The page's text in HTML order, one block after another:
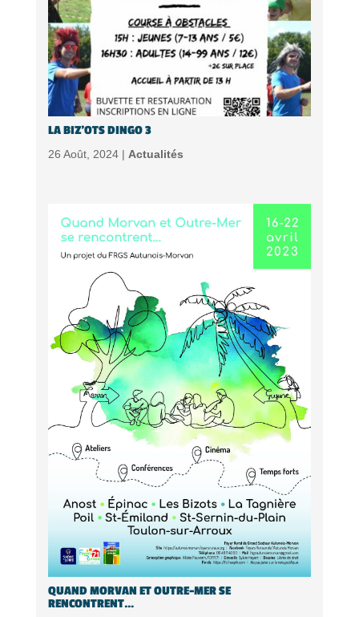
LA BIZ’OTS DINGO 3
26 Août, 2024 | Actualités
QUAND MORVAN ET OUTRE-MER SE
RENCONTRENT…